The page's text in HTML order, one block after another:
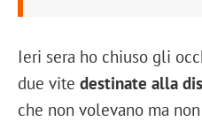
Ieri sera ho chiuso gli
due vite destinate alla
che non volevano ma